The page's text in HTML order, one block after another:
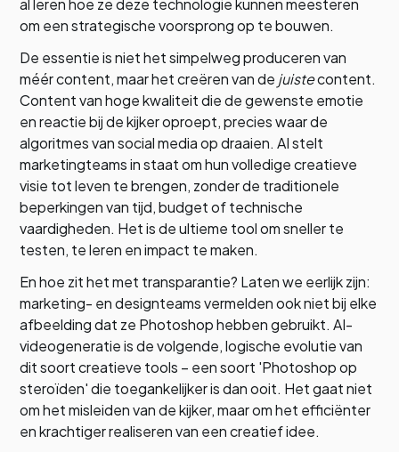
al leren hoe ze deze technologie kunnen meesteren
om een strategische voorsprong op te bouwen.
De essentie is niet het simpelweg produceren van
méér content, maar het creëren van de juistecontent.
Content van hoge kwaliteit die de gewenste emotie
en reactie bij de kijker oproept, precies waar de
algoritmes van social media op draaien. AI stelt
marketingteams in staat om hun volledige creatieve
visie tot leven te brengen, zonder de traditionele
beperkingen van tijd, budget of technische
vaardigheden. Het is de ultieme tool om sneller te
testen, te leren en impact te maken.
En hoe zit het met transparantie? Laten we eerlijk zijn:
marketing- en designteams vermelden ook niet bij elke
afbeelding dat ze Photoshop hebben gebruikt. AI-
videogeneratie is de volgende, logische evolutie van
dit soort creatieve tools – een soort 'Photoshop op
steroïden' die toegankelijker is dan ooit. Het gaat niet
om het misleiden van de kijker, maar om het efficiënter
en krachtiger realiseren van een creatief idee.